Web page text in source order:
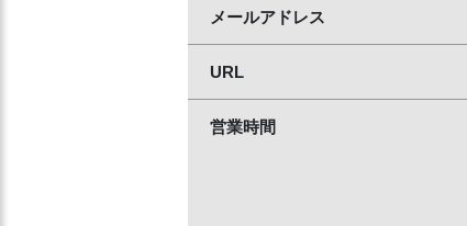
メールアドレス
URL
営業時間